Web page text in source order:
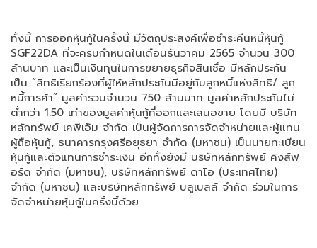
ทั้งนี้ การออกหุ้นกู้ในครั้งนี้ มีวัตถุประสงค์เพื่อชำระคืนหนี้หุ้นกู้
SGF22DA ที่จะครบกำหนดในเดือนธันวาคม 2565 จำนวน 300
ล้านบาท และเป็นเงินทุนในการขยายธุรกิจสินเชื่อ มีหลักประกัน
เป็น “สิทธิเรียกร้องที่ผู้ให้หลักประกันมีอยู่กับลูกหนี้แห่งสิทธิ/ ลูก
หนี้การค้า” มูลค่ารวมจำนวน 750 ล้านบาท มูลค่าหลักประกันไม่
ต่ำกว่า 1.50 เท่าของมูลค่าหุ้นกู้ที่ออกและเสนอขาย โดยมี บริษัท
หลักทรัพย์ เคพีเอ็ม จำกัด เป็นผู้จัดการการจัดจำหน่ายและผู้แทน
ผู้ถือหุ้นกู้, ธนาคารกรุงศรีอยุธยา จำกัด (มหาชน) เป็นนายทะเบียน
หุ้นกู้และตัวแทนการชำระเงิน อีกทั้งยังมี บริษัทหลักทรัพย์ คิงส์ฟ
อร์ด จำกัด (มหาชน), บริษัทหลักทรัพย์ ดาโอ (ประเทศไทย)
จำกัด (มหาชน) และบริษัทหลักทรัพย์ บลูเบลล์ จำกัด ร่วมในการ
จัดจำหน่ายหุ้นกู้ในครั้งนี้ด้วย